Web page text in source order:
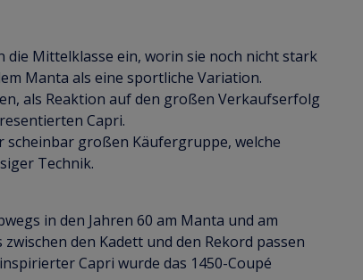
die Mittelklasse ein, worin sie noch nicht stark
Manta als eine sportliche Variation.
als Reaktion auf den großen Verkaufserfolg
Capri.
großen Käufergruppe, welche
Technik.
in den Jahren 60 am Manta und am
den Kadett und den Rekord passen
Capri wurde das 1450-Coupé